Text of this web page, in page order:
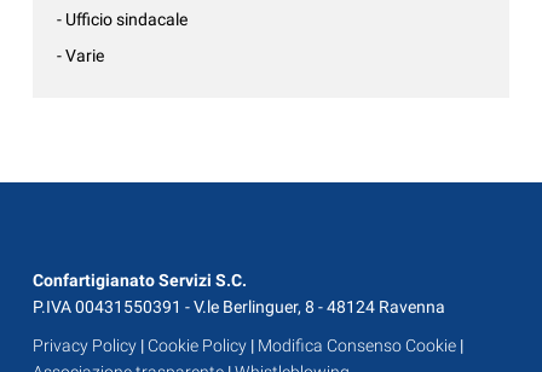
- Ufficio sindacale
- Varie
Confartigianato Servizi S.C.
P.IVA 00431550391 - V.le Berlinguer, 8 - 48124 Ravenna
Privacy Policy |Cookie Policy | Modifica Consenso Cookie |